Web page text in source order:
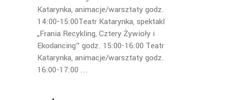
Katarynka, animacje/warsztaty godz.
14:00-15:00Teatr Katarynka, spektakl
„Frania Recykling, Cztery Żywioły i
Ekodancing” godz. 15:00-16:00 Teatr
Katarynka, animacje/warsztaty godz.
16:00-17:00